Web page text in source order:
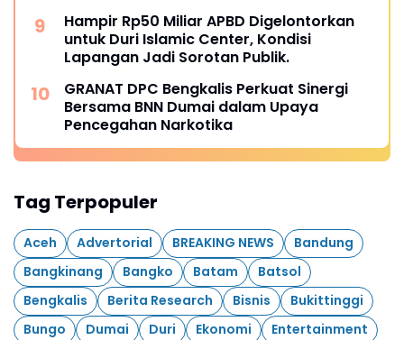
Hampir Rp50 Miliar APBD Digelontorkan
untuk Duri Islamic Center, Kondisi
Lapangan Jadi Sorotan Publik.
GRANAT DPC Bengkalis Perkuat Sinergi
Bersama BNN Dumai dalam Upaya
Pencegahan Narkotika
Tag Terpopuler
Aceh Advertorial BREAKING NEWS
Bandung
Bangkinang
Bangko Batam
Batsol
Bengkalis
Berita Research Bisnis
Bukittinggi
Bungo
Dumai Duri Ekonomi
Entertainment